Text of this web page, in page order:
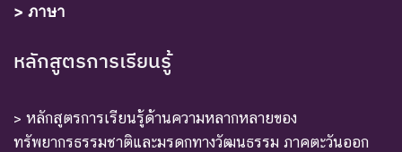
> ภาษา
หลักสูตรการเรียนรู้
> หลักสูตรการเรียนรู้ด้านความหลากหลายของ
ทรัพยากรธรรมชาติและมรดกทางวัฒนธรรม ภาคตะวันออก